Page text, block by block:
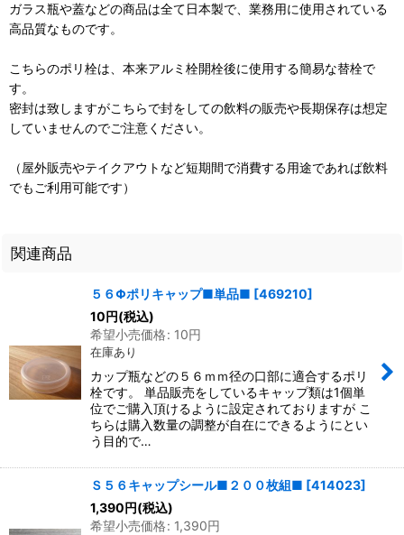
ガラス瓶や蓋などの商品は全て日本製で、業務用に使用されている
高品質なものです。
こちらのポリ栓は、本来アルミ栓開栓後に使用する簡易な替栓で
す。
密封は致しますがこちらで封をしての飲料の販売や長期保存は想定
していませんのでご注意ください。
（屋外販売やテイクアウトなど短期間で消費する用途であれば飲料
でもご利用可能です）
関連商品
５６Φポリキャップ■単品■ [469210]
10円(税込)
希望小売価格: 10円
在庫あり
カップ瓶などの５６ｍｍ径の口部に適合するポリ
栓です。 単品販売をしているキャップ類は1個単
位でご購入頂けるように設定されておりますが こ
ちらは購入数量の調整が自在にできるようにとい
う目的で…
Ｓ５６キャップシール■２００枚組■ [414023]
1,390円(税込)
希望小売価格: 1,390円